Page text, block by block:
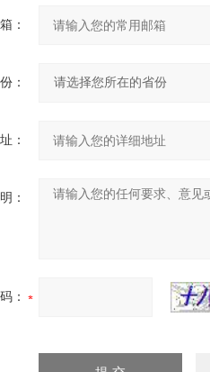
：
：
：
：
：